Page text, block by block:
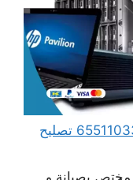
مهندس كمبيوتر العارضية الصناعية 65511033 تصليح
بصيانة و